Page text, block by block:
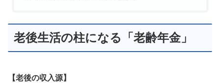
老後生活の柱になる「老齢年金」
【老後の収入源】